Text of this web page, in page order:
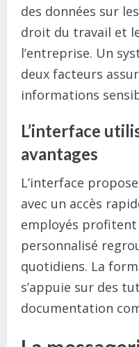
des données sur
droit du travail et
l’entreprise. Un
deux facteurs
informations
L’interface
avantages
L’interface
avec un accès
employés profitent
personnalisé
quotidiens. La
s’appuie sur des
documentation